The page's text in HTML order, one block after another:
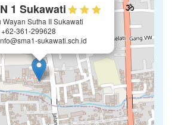
1 Sukawati
Wayan Sutha II Sukawati
361-299628
sukawati.sch.id